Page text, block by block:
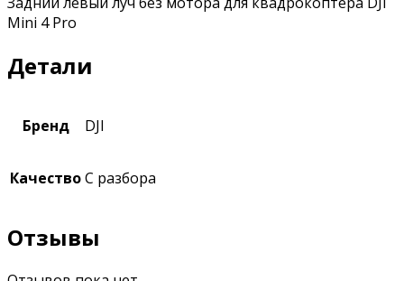
Mini 4 Pro
Детали
Бренд DJI
КачествоС разбора
Отзывы